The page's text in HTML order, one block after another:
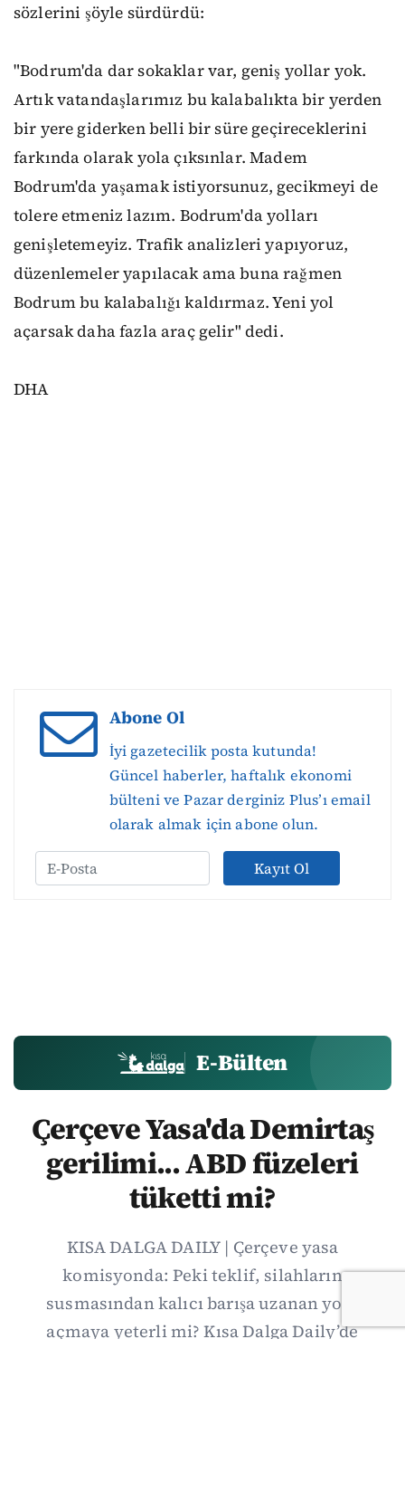
sözlerini şöyle sürdürdü:
"Bodrum'da dar sokaklar var, geniş yollar yok.
Artık vatandaşlarımız bu kalabalıkta bir yerden
bir yere giderken belli bir süre geçireceklerini
farkında olarak yola çıksınlar. Madem
Bodrum'da yaşamak istiyorsunuz, gecikmeyi de
tolere etmeniz lazım. Bodrum'da yolları
genişletemeyiz. Trafik analizleri yapıyoruz,
düzenlemeler yapılacak ama buna rağmen
Bodrum bu kalabalığı kaldırmaz. Yeni yol
açarsak daha fazla araç gelir" dedi.
DHA
Abone Ol
İyi gazetecilik posta kutunda!
Güncel haberler, haftalık ekonomi
bülteni ve Pazar derginiz Plus’ı email
olarak almak için abone olun.
Kayıt Ol
E-Bülten
Çerçeve Yasa'da Demirtaş
gerilimi... ABD füzeleri
tüketti mi?
KISA DALGA DAILY | Çerçeve yasa
komisyonda: Peki teklif, silahların
susmasından kalıcı barışa uzanan yolu
açmaya yeterli mi? Kısa Dalga Daily’de